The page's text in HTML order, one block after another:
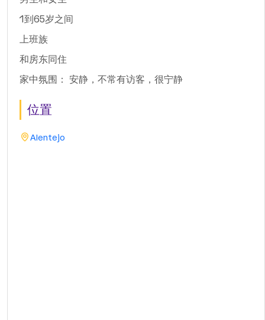
1到65岁之间
上班族
和房东同住
家中氛围： 安静，不常有访客，很宁静
位置
Alentejo